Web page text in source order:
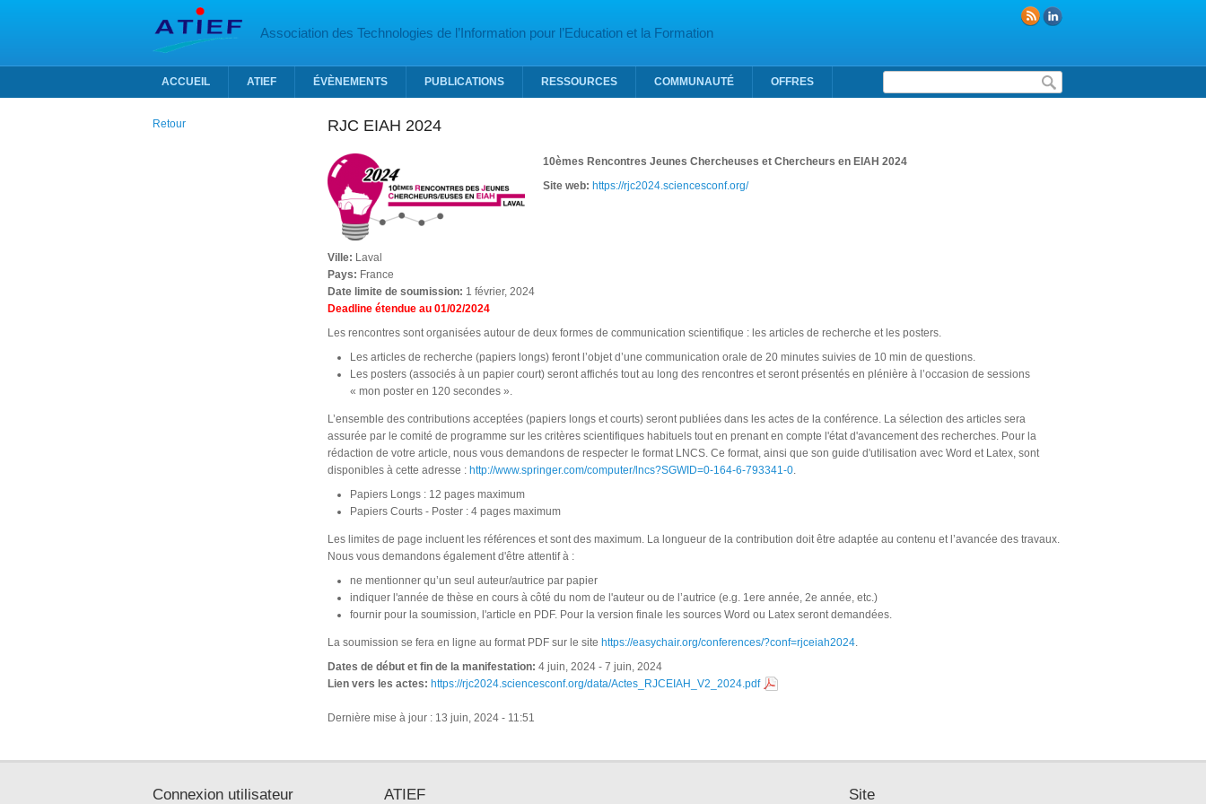
Association des Technologies de l’Information pour l’Education et la Formation
Formulaire de recherche
ACCUEIL ATIEF ÉVÈNEMENTS PUBLICATIONS RESSOURCES COMMUNAUTÉ OFFRES
RJC EIAH 2024
10èmes Rencontres Jeunes Chercheuses et Chercheurs en EIAH 2024
Site web: https://rjc2024.sciencesconf.org/
Ville: Laval
Pays: France
Date limite de soumission: 1 février, 2024
Deadline étendue au 01/02/2024
Les rencontres sont organisées autour de deux formes de communication scientifique : les articles de recherche et les posters.
Les articles de recherche (papiers longs) feront l’objet d’une communication orale de 20 minutes suivies de 10 min de questions.
Les posters (associés à un papier court) seront affichés tout au long des rencontres et seront présentés en plénière à l’occasion de sessions
« mon poster en 120 secondes ».
L’ensemble des contributions acceptées (papiers longs et courts) seront publiées dans les actes de la conférence. La sélection des articles sera
assurée par le comité de programme sur les critères scientifiques habituels tout en prenant en compte l'état d'avancement des recherches. Pour la
rédaction de votre article, nous vous demandons de respecter le format LNCS. Ce format, ainsi que son guide d'utilisation avec Word et Latex, sont
disponibles à cette adresse : http://www.springer.com/computer/lncs?SGWID=0-164-6-793341-0.
Papiers Longs : 12 pages maximum
Papiers Courts - Poster : 4 pages maximum
Les limites de page incluent les références et sont des maximum. La longueur de la contribution doit être adaptée au contenu et l’avancée des travaux.
Nous vous demandons également d'être attentif à :
ne mentionner qu’un seul auteur/autrice par papier
indiquer l'année de thèse en cours à côté du nom de l'auteur ou de l’autrice (e.g. 1ere année, 2e année, etc.)
fournir pour la soumission, l'article en PDF. Pour la version finale les sources Word ou Latex seront demandées.
La soumission se fera en ligne au format PDF sur le site https://easychair.org/conferences/?conf=rjceiah2024.
Dates de début et fin de la manifestation: 4 juin, 2024- 7 juin, 2024
Lien vers les actes: https://rjc2024.sciencesconf.org/data/Actes_RJCEIAH_V2_2024.pdf
Dernière mise à jour : 13 juin, 2024 - 11:51
Retour
Connexion utilisateur ATIEF Site